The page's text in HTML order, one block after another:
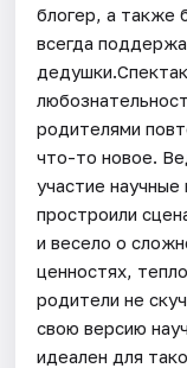
блогер, а также
всегда
родителями
что-то новое.
участие
простроили
и весело о
ценностях,
родители не
свою версию
идеален для